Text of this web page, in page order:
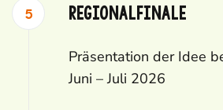
Regionalfinale
Präsentation der Idee
Juni – Juli 2026